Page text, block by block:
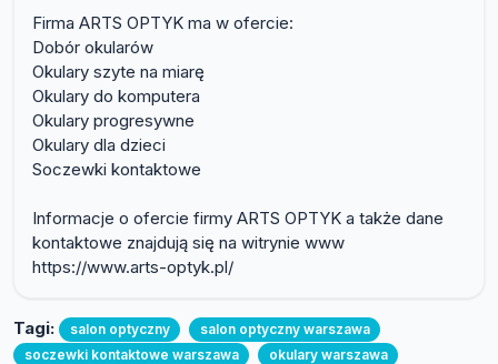
Firma ARTS OPTYK ma w ofercie:
Dobór okularów
Okulary szyte na miarę
Okulary do komputera
Okulary progresywne
Okulary dla dzieci
Soczewki kontaktowe
Informacje o ofercie firmy ARTS OPTYK a także dane
kontaktowe znajdują się na witrynie www
https://www.arts-optyk.pl/
Tagi: salon optyczny
salon optyczny warszawa
soczewki kontaktowe warszawa
okulary warszawa